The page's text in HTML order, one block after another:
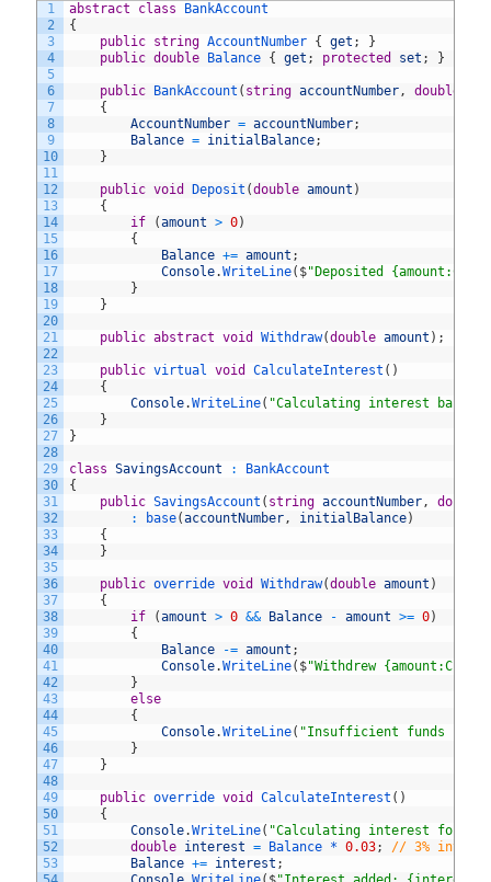
1
2
3
4
5
6
7
8
9
10
11
12
13
14
15
16
17
18
19
20
21
22
23
24
25
26
27
28
29
30
31
32
33
34
35
36
37
38
39
40
41
42
43
44
45
46
47
48
49
50
51
52
53
abstract class
BankAccount
{
public string AccountNumber { get ;
}
public double Balance { get ; protected set ; }
public BankAccount ( string accountNumber, double
{
AccountNumber = accountNumber;
Balance = initialBalance;
}
public void Deposit (double amount )
{
if
(amount > 0)
{
Balance += amount ;
Console.WriteLine( $"Deposited {amount:C}.
}
}
public abstract void Withdraw(double amount ) ;
public virtual void CalculateInterest ( )
{
Console.WriteLine( "Calculating interest
}
}
class SavingsAccount :
BankAccount
{
public SavingsAccount ( string accountNumber,
double
:
base(accountNumber, initialBalance)
{
}
public override void Withdraw(double amount )
{
if
(amount > 0 && Balance - amount >= 0)
{
Balance
-= amount ;
Console.WriteLine( $"Withdrew {amount:C}.
}
else
{
Console.WriteLine( "Insufficient funds for
}
}
public override void CalculateInterest ( )
{
Console.WriteLine( "Calculating interest for
double interest = Balance * 0.03;
// 3%
Balance += interest ;